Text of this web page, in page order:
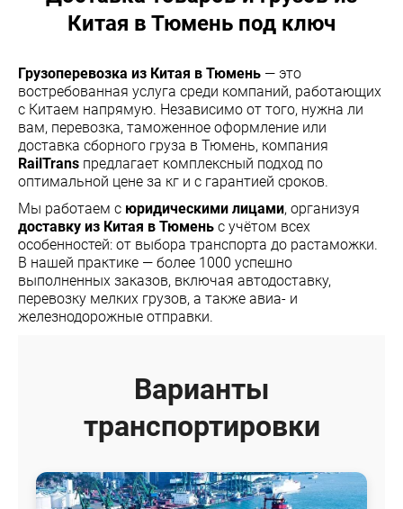
Китая в Тюмень под ключ
Грузоперевозка из Китая в Тюмень — это
востребованная услуга среди компаний, работающих
с Китаем напрямую. Независимо от того, нужна ли
вам, перевозка, таможенное оформление или
доставка сборного груза в Тюмень, компания
RailTrans предлагает комплексный подход по
оптимальной цене за кг и с гарантией сроков.
Мы работаем с юридическими лицами, организуя
доставку из Китая в Тюмень с учётом всех
особенностей: от выбора транспорта до растаможки.
В нашей практике — более 1000 успешно
выполненных заказов, включая автодоставку,
перевозку мелких грузов, а также авиа- и
железнодорожные отправки.
Варианты
транспортировки